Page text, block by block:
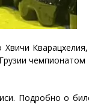
Подробно о